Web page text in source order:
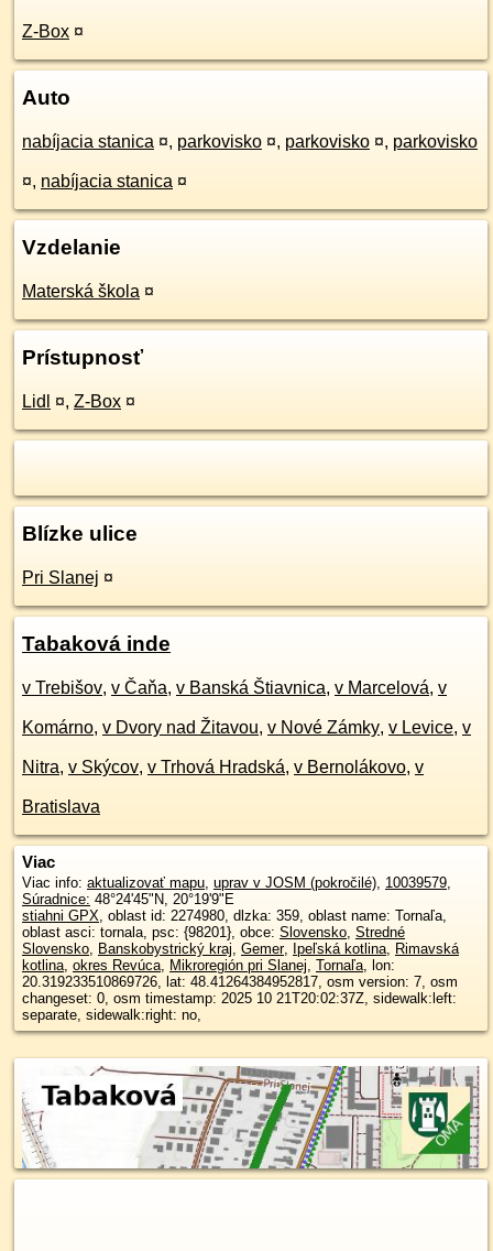
Z-Box ¤
Auto
nabíjacia stanica ¤, parkovisko ¤, parkovisko ¤, parkovisko
¤, nabíjacia stanica ¤
Vzdelanie
Materská škola ¤
Prístupnosť
Lidl ¤, Z-Box ¤
Blízke ulice
Pri Slanej ¤
Tabaková inde
v Trebišov, v Čaňa, v Banská Štiavnica, v Marcelová, v
Komárno, v Dvory nad Žitavou, v Nové Zámky, v Levice, v
Nitra, v Skýcov, v Trhová Hradská, v Bernolákovo, v
Bratislava
Viac
Viac info: aktualizovať mapu, uprav v JOSM (pokročilé), 10039579,
Súradnice: 48°24'45"N, 20°19'9"E
stiahni GPX, oblast id: 2274980, dlzka: 359, oblast name: Tornaľa,
oblast asci: tornala, psc: {98201}, obce: Slovensko, Stredné
Slovensko, Banskobystrický kraj, Gemer, Ipeľská kotlina, Rimavská
kotlina, okres Revúca, Mikroregión pri Slanej, Tornaľa, lon:
20.319233510869726, lat: 48.41264384952817, osm version: 7, osm
changeset: 0, osm timestamp: 2025 10 21T20:02:37Z, sidewalk:left:
separate, sidewalk:right: no,